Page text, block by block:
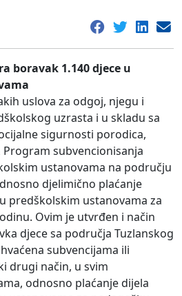
boravak 1.140 djece u
uslova za odgoj, njegu i
uzrasta i u skladu sa
sigurnosti porodica,
subvencionisanja
ustanovama na području
djelimično plaćanje
predškolskim ustanovama za
Ovim je utvrđen i način
djece sa područja Tuzlanskog
subvencijama ili
drugi način, u svim
odnosno plaćanje dijela